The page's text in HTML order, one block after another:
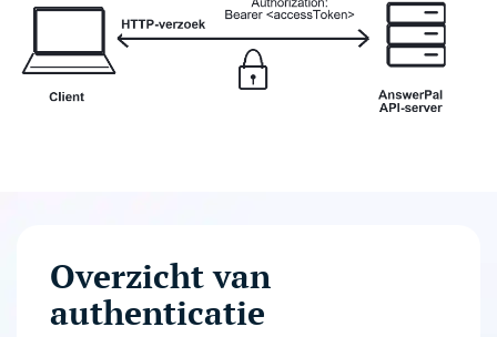
Overzicht van
authenticatie